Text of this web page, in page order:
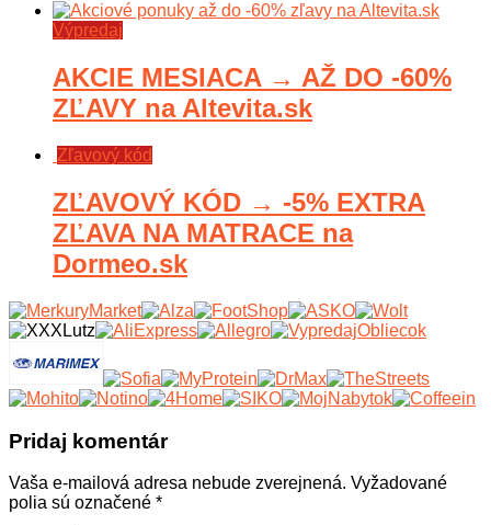
Výpredaj
AKCIE MESIACA → AŽ DO -60%
ZĽAVY na Altevita.sk
Zľavový kód
ZĽAVOVÝ KÓD → -5% EXTRA
ZĽAVA NA MATRACE na
Dormeo.sk
Pridaj komentár
Vaša e-mailová adresa nebude zverejnená. Vyžadované
polia sú označené *